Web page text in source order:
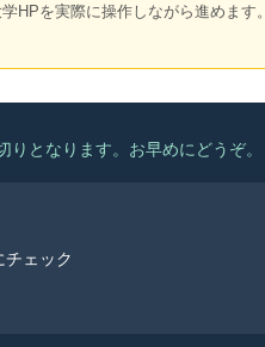
HPを実際に操作しながら進めます。
りとなります。お早めにどうぞ。
チェック